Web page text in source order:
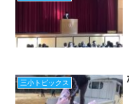
三小トピックス